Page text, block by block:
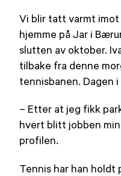
Vi blir tatt varmt imot
hjemme på Jar i
slutten av oktober.
tilbake fra denne
tennisbanen. Dagen
– Etter at jeg fikk
hvert blitt jobben
profilen.
Tennis har han holdt